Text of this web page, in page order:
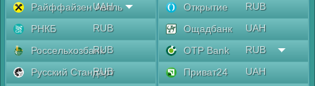
Райффайзен Аваль
UAH
РНКБ
RUB
РоссельхозбанкRUB
Русский Стандарт
RUB
Открытие
RUB
Ощадбанк
UAH
OTP Bank
RUB
Приват24
UAH